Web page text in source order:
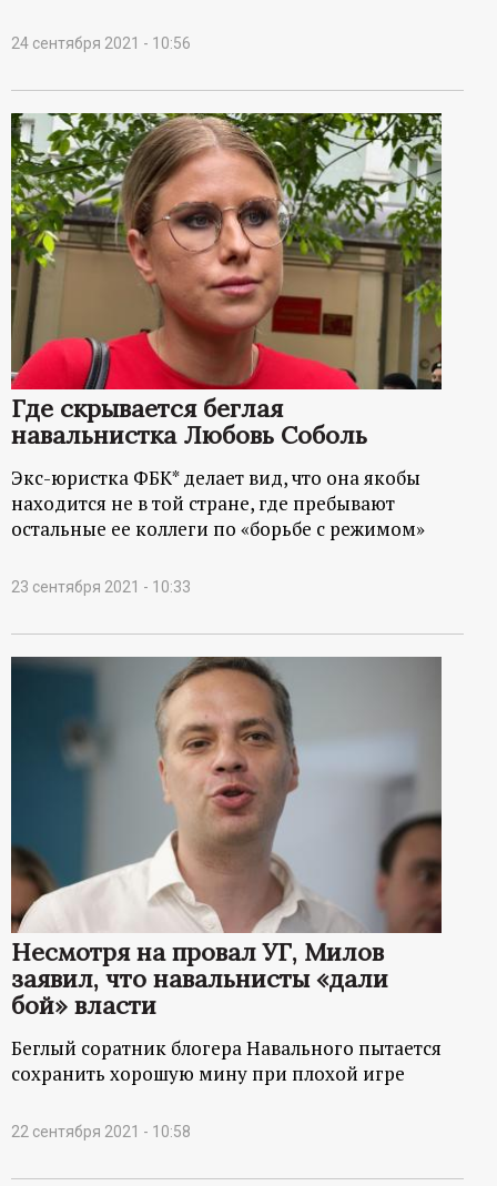
24 сентября 2021 - 10:56
Где скрывается беглая
навальнистка Любовь Соболь
Экс-юристка ФБК* делает вид, что она якобы
находится не в той стране, где пребывают
остальные ее коллеги по «борьбе с режимом»
23 сентября 2021 - 10:33
Несмотря на провал УГ, Милов
заявил, что навальнисты «дали
бой» власти
Беглый соратник блогера Навального пытается
сохранить хорошую мину при плохой игре
22 сентября 2021 - 10:58